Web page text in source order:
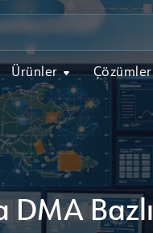
Ürünler Çözümler
DMA